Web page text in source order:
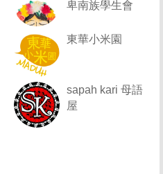
卑南族學生會
東華小米園
sapah kari 母語
屋